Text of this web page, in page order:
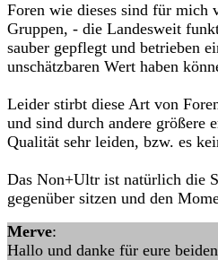
Foren wie dieses sind für mich
Gruppen, - die Landesweit
sauber gepflegt und betrieben
unschätzbaren Wert haben
Leider stirbt diese Art von
und sind durch andere größere
Qualität sehr leiden, bzw. es
Das Non+Ultr ist natürlich die
gegenüber sitzen und den
Merve:
Hallo und danke für eure